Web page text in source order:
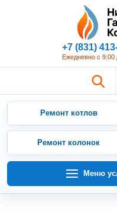
+7 (831)
Ежедневно с 9:00
Ремонт котлов
Ремонт колонок
Меню